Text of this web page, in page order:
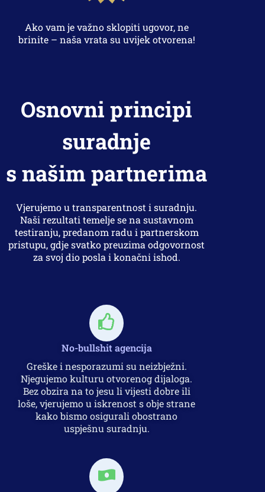
Ako vam je važno sklopiti ugovor, ne
brinite – naša vrata su uvijek otvorena!
Osnovni principi
suradnje
s našim partnerima
Vjerujemo u transparentnost i suradnju.
Naši rezultati temelje se na sustavnom
testiranju, predanom radu i partnerskom
pristupu, gdje svatko preuzima odgovornost
za svoj dio posla i konačni ishod.
No-bullshit agencija
Greške i nesporazumi su neizbježni.
Njegujemo kulturu otvorenog dijaloga.
Bez obzira na to jesu li vijesti dobre ili
loše, vjerujemo u iskrenost s obje strane
kako bismo osigurali obostrano
uspješnu suradnju.